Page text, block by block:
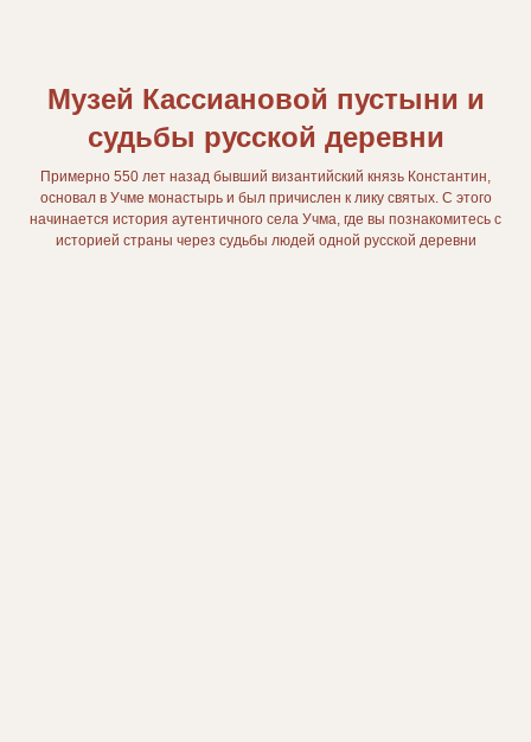
Музей Кассиановой пустыни и
судьбы русской деревни
Примерно 550 лет назад бывший византийский князь Константин,
основал в Учме монастырь и был причислен к лику святых. С этого
начинается история аутентичного села Учма, где вы познакомитесь с
историей страны через судьбы людей одной русской деревни